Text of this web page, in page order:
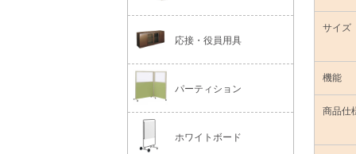
サイズ
機能
商品仕
応接・役員用具
パーティション
ホワイトボード